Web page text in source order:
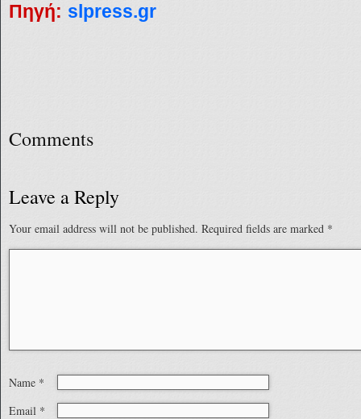
Πηγή: slpress.gr
Comments
Leave a Reply
Your email address will not be published. Required fields are marked *
Name *
Email *